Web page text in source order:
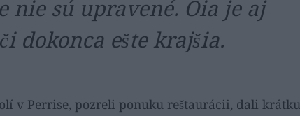
nie sú upravené. Oia je aj
dokonca ešte krajšia.
v Perrise, pozreli ponuku reštaurácii, dali krátku